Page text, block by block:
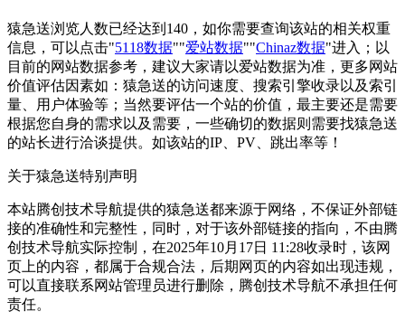
猿急送浏览人数已经达到140，如你需要查询该站的相关权重
信息，可以点击"5118数据""爱站数据""Chinaz数据"进入；以
目前的网站数据参考，建议大家请以爱站数据为准，更多网站
价值评估因素如：猿急送的访问速度、搜索引擎收录以及索引
量、用户体验等；当然要评估一个站的价值，最主要还是需要
根据您自身的需求以及需要，一些确切的数据则需要找猿急送
的站长进行洽谈提供。如该站的IP、PV、跳出率等！
关于猿急送特别声明
本站腾创技术导航提供的猿急送都来源于网络，不保证外部链
接的准确性和完整性，同时，对于该外部链接的指向，不由腾
创技术导航实际控制，在2025年10月17日 11:28收录时，该网
页上的内容，都属于合规合法，后期网页的内容如出现违规，
可以直接联系网站管理员进行删除，腾创技术导航不承担任何
责任。